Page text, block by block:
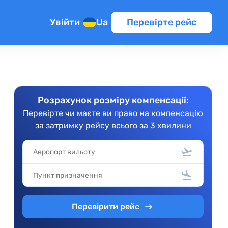
Увійти Ua Перевірте рейс
Розрахунок розміру компенсації:
Перевірте чи маєте ви право на компенсацію
за затримку рейсу всього за 3 хвилини
Перевірити рейс